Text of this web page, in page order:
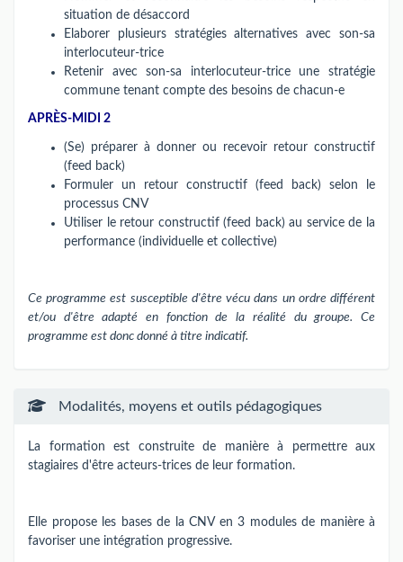
situation de désaccord
Elaborer plusieurs stratégies alternatives avec son-sa
interlocuteur-trice
Retenir avec son-sa interlocuteur-trice une stratégie
commune tenant compte des besoins de chacun-e
APRÈS-MIDI 2
(Se) préparer à donner ou recevoir retour constructif
(feed back)
Formuler un retour constructif (feed back) selon le
processus CNV
Utiliser le retour constructif (feed back) au service de la
performance (individuelle et collective)
Ce programme est susceptible d'être vécu dans un ordre différent
et/ou d'être adapté en fonction de la réalité du groupe. Ce
programme est donc donné à titre indicatif.
Modalités, moyens et outils pédagogiques
La formation est construite de manière à permettre aux
stagiaires d'être acteurs-trices de leur formation.
Elle propose les bases de la CNV en 3 modules de manière à
favoriser une intégration progressive.